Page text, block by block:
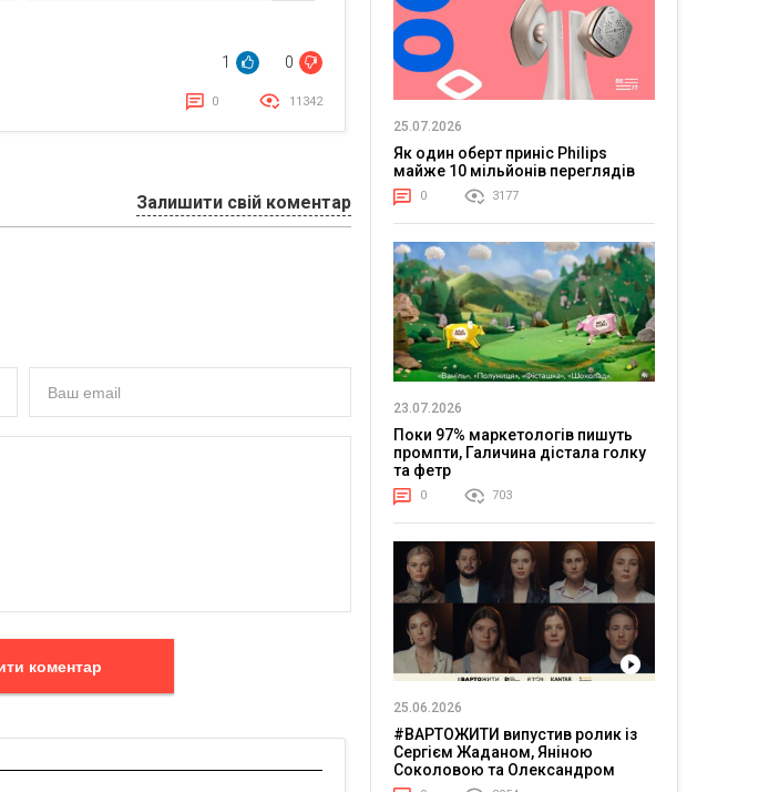
1 0
0 11342
Залишити свій коментар
Залишити коментар
25.07.2026
Як один оберт приніс Philips
майже 10 мільйонів переглядів
0 3177
23.07.2026
Поки 97% маркетологів пишуть
промпти, Галичина дістала голку
та фетр
0 703
25.06.2026
#ВАРТОЖИТИ випустив ролик із
Сергієм Жаданом, Яніною
Соколовою та Олександром
Тереном про життя в постійній